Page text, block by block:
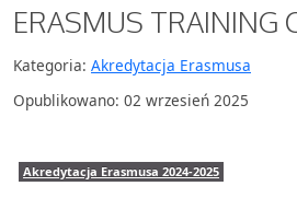
ERASMUS TRAINING
Kategoria: Akredytacja Erasmusa
Opublikowano: 02 wrzesień 2025
Akredytacja Erasmusa 2024-2025